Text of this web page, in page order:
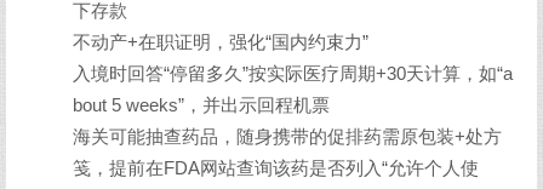
下存款
不动产+在职证明，强化“国内约束力”
入境时回答“停留多久”按实际医疗周期+30天计算，如“a
bout 5 weeks”，并出示回程机票
海关可能抽查药品，随身携带的促排药需原包装+处方
笺，提前在FDA网站查询该药是否列入“允许个人使